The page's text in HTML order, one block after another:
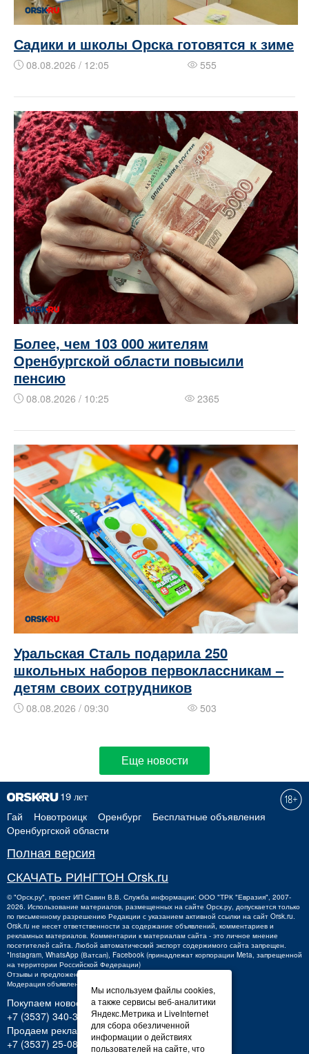
Садики и школы Орска готовятся к зиме
08.08.2026 / 12:05 555
Более, чем 103 000 жителям
Оренбургской области повысили
пенсию
08.08.2026 / 10:25 2365
Уральская Сталь подарила 250
школьных наборов первоклассникам –
детям своих сотрудников
08.08.2026 / 09:30 503
Еще новости
Гай Новотроицк Оренбург
Бесплатные объявления
Оренбургской области
Полная версия
СКАЧАТЬ РИНГТОН Orsk.ru
©"Орск.ру", проект ИП Савин В.В. Служба информации: ООО "ТРК "Евразия", 2007-
2026. Использование материалов, размещенных на сайте Орск.ру, допускается только
по письменному разрешению Редакции с указанием активной ссылки на сайт Orsk.ru.
Orsk.ru не несет ответственности за содержание объявлений, комментариев и
рекламных материалов. Комментарии к материалам сайта - это личное мнение
посетителей сайта. Любой автоматический экспорт содержимого сайта запрещен.
*Instagram, WhatsApp (Ватсап), Facebook (принадлежат корпорации Meta, запрещенной
на территории Российской Федерации)
Отзывы и предложения о работе портала:
Модерация объявлений +7 (3537) 32-71-28
Покупаем новости:
+7 (3537) 340-300,340300@orsk.ru
Продаем рекламу:
+7 (3537) 25-08-07;250807@orsk.ru
Мы используем файлы cookies,
а также сервисы веб-аналитики
Яндекс.Метрика и LiveInternet
для сбора обезличенной
информации о действиях
пользователей на сайте, что